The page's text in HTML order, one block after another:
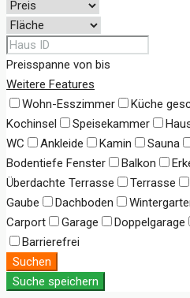
Preisspanne von bis
Weitere Features
Wohn-Esszimmer
Küche
Kochinsel
Speisekammer
WC
Ankleide Kamin Sauna
Bodentiefe Fenster
Balkon
Überdachte Terrasse
Terrasse
Gaube
Dachboden
Carport
Garage Doppelgarage
Barrierefrei
Suchen
Suche speichern